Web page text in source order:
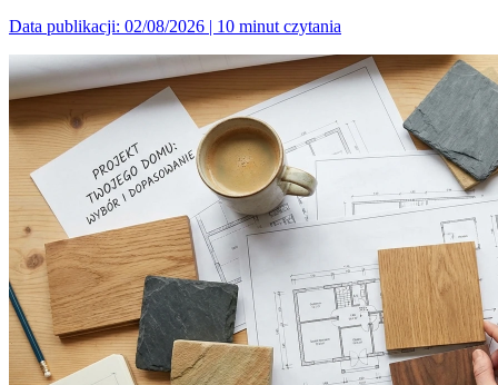
Data publikacji: 02/08/2026 | 10 minut czytania